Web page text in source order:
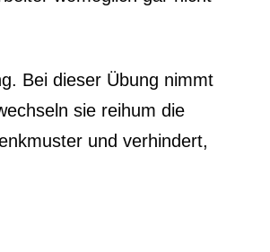
Bei dieser Übung nimmt
sie reihum die
und verhindert,